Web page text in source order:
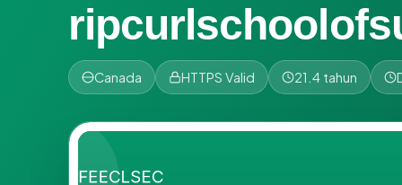
Canada HTTPS Valid 21.4 tahun